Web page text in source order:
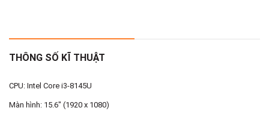
Bản lề ErgoLift độc đáo
Laptop Asusthiết kế bản lề ErgoLift có tác dụng nâng mặt bàn
ra một khoảng trống làm mát máy tính trong quá trình sử dụng.
Theo đó, bạn có thể làm việc thoải mái trong thời gian dài mà
THÔNG SỐ KĨ THUẬT
CPU: Intel Core i3-8145U
Màn hình: 15.6" (1920 x 1080)